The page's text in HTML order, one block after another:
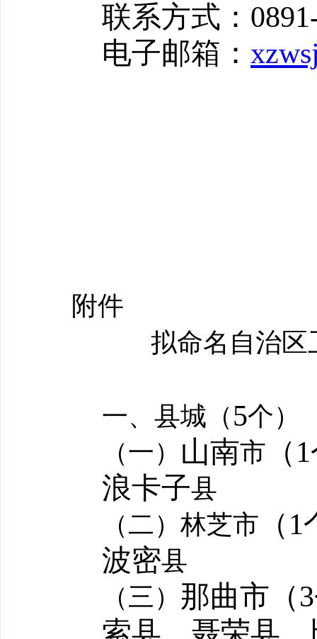
联系方式：
电子邮箱：
附件
拟命名自治区
一、县城（5个）
（一） 山南市 （1
浪卡子县
（二）林芝市 （1
波密县
（三） 那曲市（3